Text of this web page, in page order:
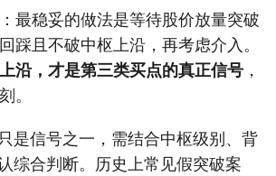
：最稳妥的做法是等待股价放量突破
踩且不破中枢上沿，再考虑介入。
沿，才是第三类买点的真正信号 ，
。
是信号之一，需结合中枢级别、背
综合判断。历史上常见假突破案